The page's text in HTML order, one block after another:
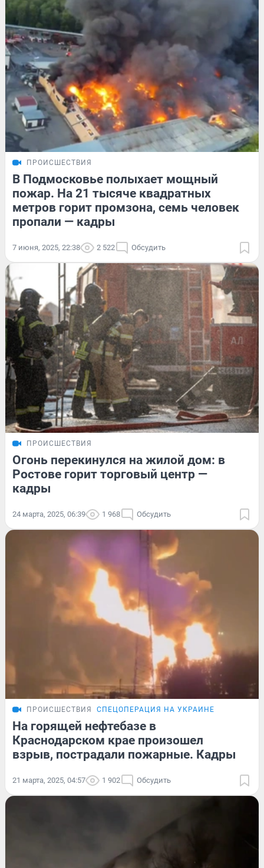
ПРОИСШЕСТВИЯ
В Подмосковье полыхает мощный
пожар. На 21 тысяче квадратных
метров горит промзона, семь человек
пропали — кадры
7 июня, 2025, 22:38 2 522 Обсудить
ПРОИСШЕСТВИЯ
Огонь перекинулся на жилой дом: в
Ростове горит торговый центр —
кадры
24 марта, 2025, 06:39 1 968 Обсудить
ПРОИСШЕСТВИЯ СПЕЦОПЕРАЦИЯ НА УКРАИНЕ
На горящей нефтебазе в
Краснодарском крае произошел
взрыв, пострадали пожарные. Кадры
21 марта, 2025, 04:57 1 902 Обсудить